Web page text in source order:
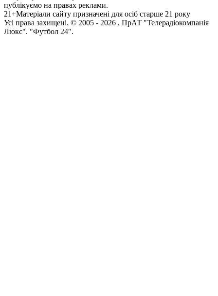
публікуємо на правах реклами.
21+Матеріали сайту призначені для осіб старше 21 року
Усi права захищенi. © 2005 - 2026 , ПрАТ "Телерадіокомпанія
Люкс". "Футбол 24".